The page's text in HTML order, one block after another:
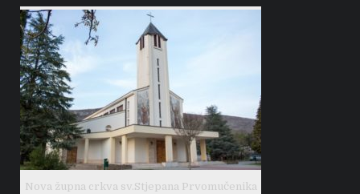
Nova župna crkva sv.Stjepana Prvomučenika